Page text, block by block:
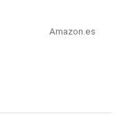
Amazon.es